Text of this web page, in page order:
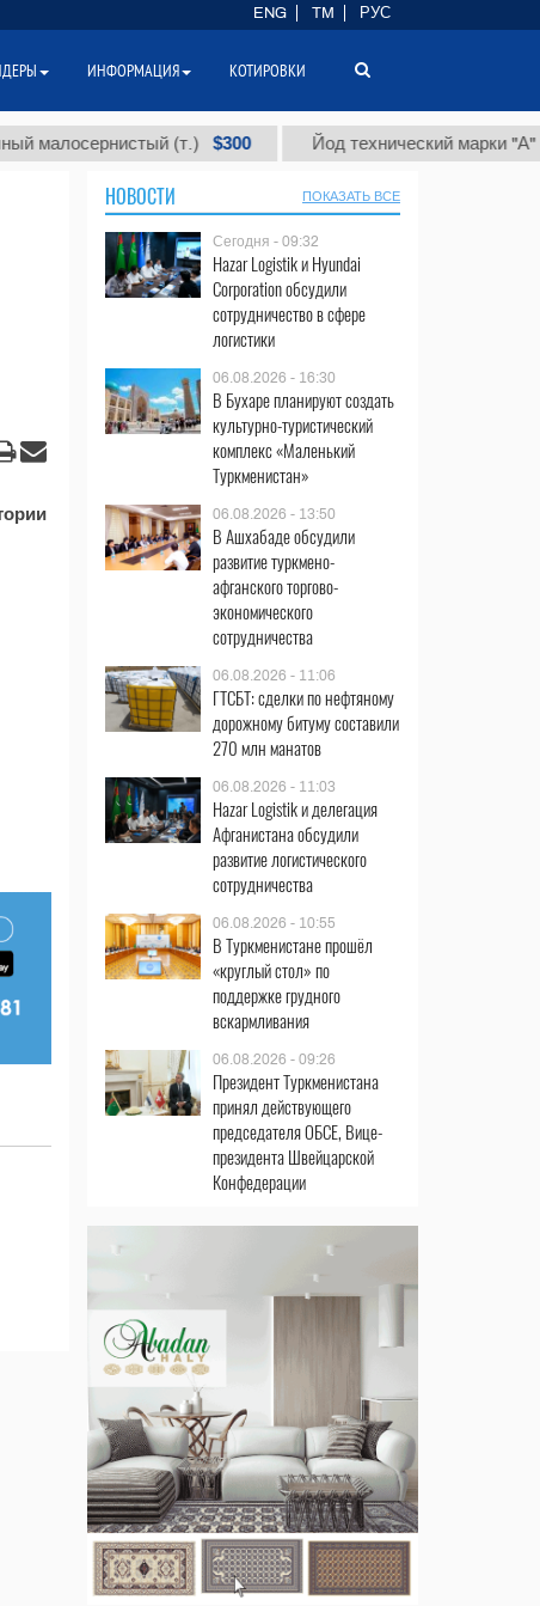
(т.) $300 Йод технический марки "А" (т.)
НОВОСТИ ПОКАЗАТЬ ВСЕ
Сегодня - 09:32
Hazar Logistik и Hyundai
Corporation обсудили
сотрудничество в сфере
логистики
06.08.2026 - 16:30
В Бухаре планируют создать
культурно-туристический
комплекс «Маленький
Туркменистан»
06.08.2026 - 13:50
В Ашхабаде обсудили
развитие туркмено-
афганского торгово-
экономического
сотрудничества
06.08.2026 - 11:06
ГТСБТ: сделки по нефтяному
дорожному битуму составили
270 млн манатов
06.08.2026 - 11:03
Hazar Logistik и делегация
Афганистана обсудили
развитие логистического
сотрудничества
06.08.2026 - 10:55
В Туркменистане прошёл
«круглый стол» по
поддержке грудного
вскармливания
06.08.2026 - 09:26
Президент Туркменистана
принял действующего
председателя ОБСЕ, Вице-
президента Швейцарской
Конфедерации
ENG TM РУС
ИНФОРМАЦИЯ КОТИРОВКИ